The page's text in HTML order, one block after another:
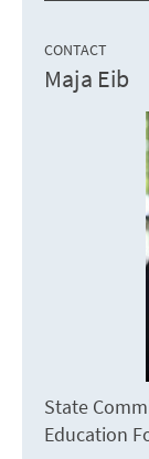
CONTACT
Maja Eib
State
Education